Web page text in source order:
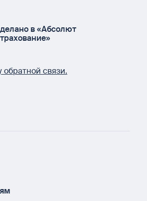
в «Абсолют
обратной связи.